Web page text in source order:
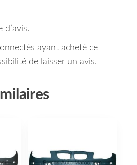
d’avis.
ayant acheté ce
de laisser un avis.